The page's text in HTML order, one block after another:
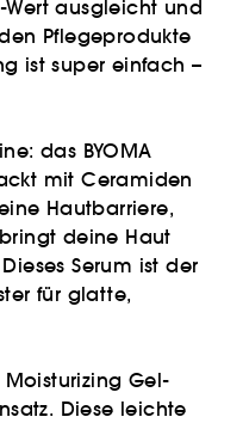
ausgleicht und
Pflegeprodukte
ist super einfach –
das BYOMA
mit Ceramiden
Hautbarriere,
deine Haut
Serum ist der
für glatte,
Gel-
Diese leichte